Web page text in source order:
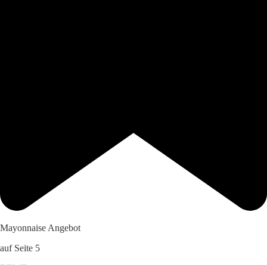
Mayonnaise Angebot
auf Seite 5